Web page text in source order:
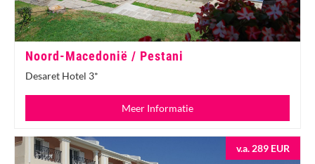
Noord-Macedonië / Pestani
Desaret Hotel 3*
Meer Informatie
v.a. 289 EUR